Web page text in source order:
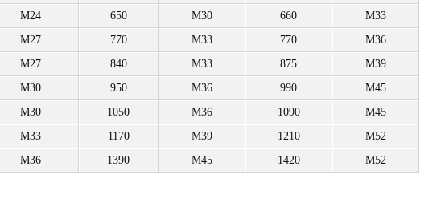
M24 650 M30 660
M33
M27 770 M33 770
M36
M27 840 M33 875
M39
M30 950 M36 990
M45
M30 1050 M36 1090
M45
M33 1170 M39 1210
M52
M36 1390 M45 1420 M52